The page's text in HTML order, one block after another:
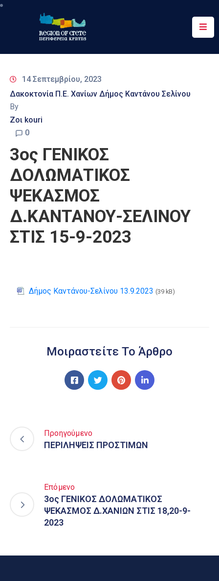
Περιφέρεια
&
Δράσεις
Ψηφιακές
Επικοινωνία
14 Σεπτεμβρίου, 2023
Δακοκτονία Π.Ε. Χανίων Δήμος Καντάνου Σελίνου
By
Ζοι kouri
0
3ος ΓΕΝΙΚΟΣ
ΔΟΛΩΜΑΤΙΚΟΣ
ΨΕΚΑΣΜΟΣ
Δ.ΚΑΝΤΑΝΟΥ-ΣΕΛΙΝΟΥ
ΣΤΙΣ 15-9-2023
Δήμος Καντάνου-Σελίνου 13.9.2023 (39 kB)
Μοιραστείτε Το Άρθρο
Προηγούμενο
ΠΕΡΙΛΗΨΕΙΣ ΠΡΟΣΤΙΜΩΝ
Επόμενο
3ος ΓΕΝΙΚΟΣ ΔΟΛΩΜΑΤΙΚΟΣ
ΨΕΚΑΣΜΟΣ Δ.ΧΑΝΙΩΝ ΣΤΙΣ 18,20-9-
2023